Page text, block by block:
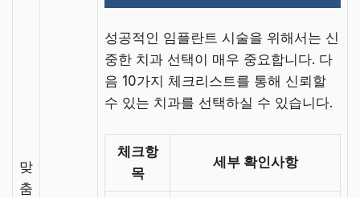
맞
춤
성공적인 임플란트 시술을 위해서는 신
중한 치과 선택이 매우 중요합니다. 다
음 10가지 체크리스트를 통해 신뢰할
수 있는 치과를 선택하실 수 있습니다.
체크항
목
세부 확인사항